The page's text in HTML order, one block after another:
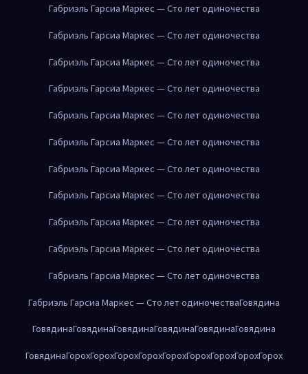
Габриэль Гарсиа Маркес — Сто лет одиночества
Габриэль Гарсиа Маркес — Сто лет одиночества
Габриэль Гарсиа Маркес — Сто лет одиночества
Габриэль Гарсиа Маркес — Сто лет одиночества
Габриэль Гарсиа Маркес — Сто лет одиночества
Габриэль Гарсиа Маркес — Сто лет одиночества
Габриэль Гарсиа Маркес — Сто лет одиночества
Габриэль Гарсиа Маркес — Сто лет одиночества
Габриэль Гарсиа Маркес — Сто лет одиночества
Габриэль Гарсиа Маркес — Сто лет одиночества
Габриэль Гарсиа Маркес — Сто лет одиночества
Габриэль Гарсиа Маркес — Сто лет одиночестваГовядина
ГовядинаГовядинаГовядинаГовядинаГовядинаГовядина
ГовядинаГорохГорохГорохГорохГорохГорохГорохГорохГорох